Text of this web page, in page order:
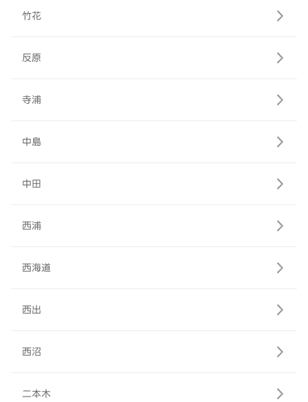
竹花
反原
寺浦
中島
中田
西浦
西海道
西出
西沼
二本木